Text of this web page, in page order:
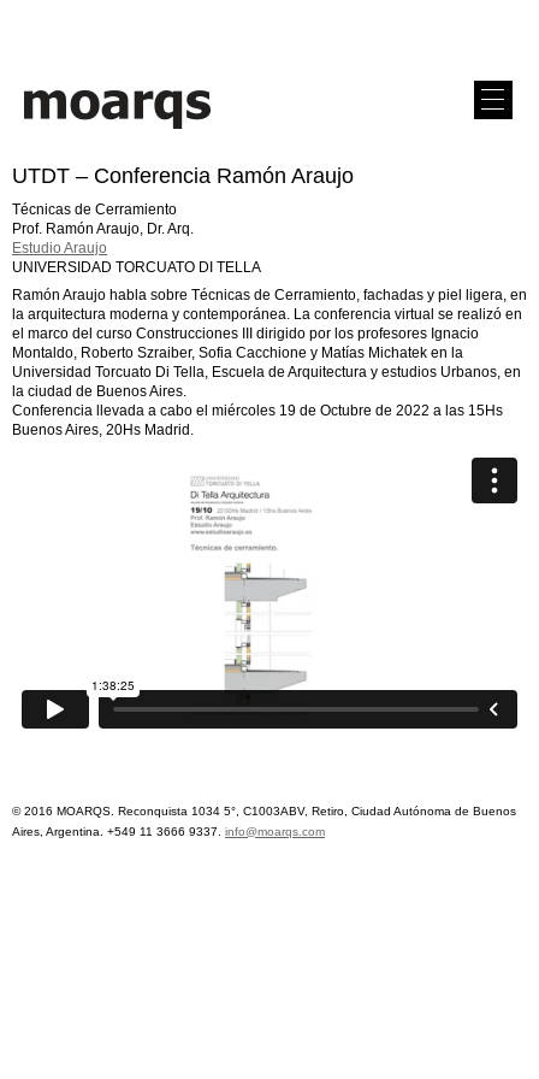
UTDT – Conferencia Ramón Araujo
Técnicas de Cerramiento
Prof. Ramón Araujo, Dr. Arq.
Estudio Araujo
UNIVERSIDAD TORCUATO DI TELLA
Ramón Araujo habla sobre Técnicas de Cerramiento, fachadas y piel ligera, en
la arquitectura moderna y contemporánea. La conferencia virtual se realizó en
el marco del curso Construcciones III dirigido por los profesores Ignacio
Montaldo, Roberto Szraiber, Sofia Cacchione y Matías Michatek en la
Universidad Torcuato Di Tella, Escuela de Arquitectura y estudios Urbanos, en
la ciudad de Buenos Aires.
Conferencia llevada a cabo el miércoles 19 de Octubre de 2022 a las 15Hs
Buenos Aires, 20Hs Madrid.
© 2016 MOARQS. Reconquista 1034 5°, C1003ABV, Retiro, Ciudad Autónoma de Buenos
Aires, Argentina. +549 11 3666 9337. info@moarqs.com